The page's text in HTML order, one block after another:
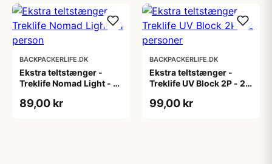
BACKPACKERLIFE.DK
Ekstra teltstænger -
Treklife Nomad Light - 1
89,00 kr
BACKPACKERLIFE.DK
Ekstra teltstænger -
Treklife UV Block 2P - 2
99,00 kr